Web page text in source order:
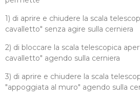
1) di aprire e chiudere la scala
cavalletto" senza agire sulla cerniera
2) di bloccare la scala telescopica
cavalletto" agendo sulla cerniera
3) di aprire e chiudere la scala
"appoggiata al muro" agendo sulla